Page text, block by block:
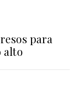
para
alto